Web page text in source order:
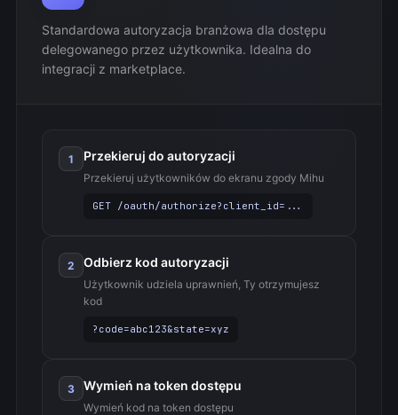
Standardowa autoryzacja branżowa dla dostępu
delegowanego przez użytkownika. Idealna do
integracji z marketplace.
1 Przekieruj do autoryzacji
Przekieruj użytkowników do ekranu zgody Mihu
GET /oauth/authorize?client_id=...
2 Odbierz kod autoryzacji
Użytkownik udziela uprawnień, Ty otrzymujesz
kod
?code=abc123&state=xyz
3 Wymień na token dostępu
Wymień kod na token dostępu